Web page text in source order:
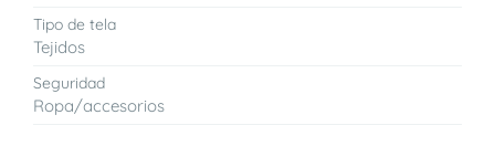
Tipo de tela
Tejidos
Seguridad
Ropa/accesorios